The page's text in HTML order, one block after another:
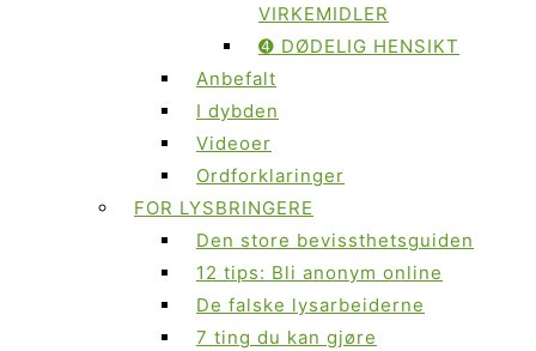
VIRKEMIDLER
➍ DØDELIG HENSIKT
Anbefalt
I dybden
Videoer
Ordforklaringer
FOR LYSBRINGERE
Den store bevissthetsguiden
12 tips: Bli anonym online
De falske lysarbeiderne
7 ting du kan gjøre